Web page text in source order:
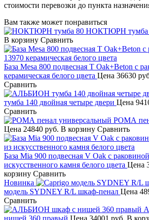
стоимости перевозки до пункта
Вам также может понравиться
НОКТЮРН тумба
В корзину Сравнить
База Mesa 800 подвесная T Oak+Beton с
керамическая белого цвета Цена 36630
Сравнить
тумба 140 двойная четыре двери Цена
Сравнить
РОМА
Цена 24840 руб. В корзину Сравнить
База Mia 900 подвесная V Oak с
искусственного камня белого цвета Цена
корзину Сравнить
Новинка
модель SYDNEY R/L шкаф-пенал Цена
Сравнить
нишей 360 правый Цена 34001 руб. В